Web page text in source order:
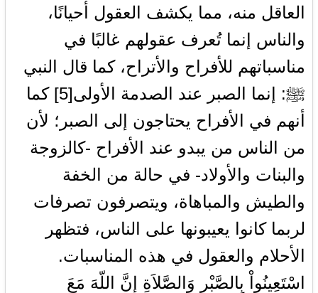
العاقل منه، مما يكشف العقول أحيانًا،
والناس إنما تُعرف عقولهم غالبًا في
مناسباتهم للأفراح والأتراح، كما قال النبي
ﷺ: إنما الصبر عند الصدمة الأولى[5] كما
أنهم في الأفراح يحتاجون إلى الصبر؛ لأن
من الناس من يبدو عند الأفراح -كالزوجة
والبنات والأولاد- في حالة من الخفة
والطيش والمباهاة، ويتصرفون تصرفات
لربما كانوا يعيبونها على الناس، فتظهر
الأحلام والعقول في هذه المناسبات.
اسْتَعِينُواْ بِالصَّبْرِ وَالصَّلاَةِ إِنَّ اللّهَ مَعَ